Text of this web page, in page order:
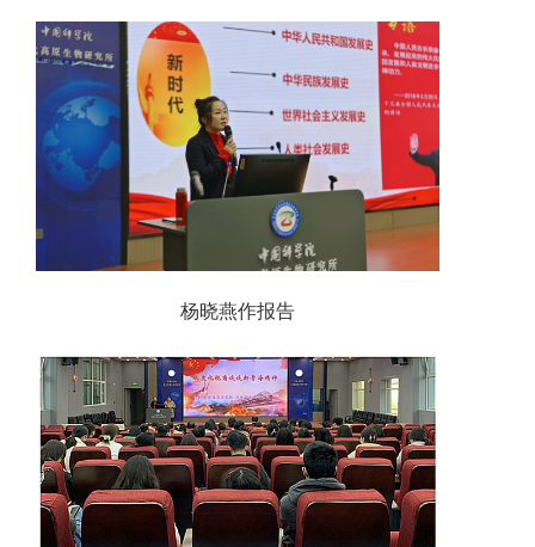
杨晓燕作报告